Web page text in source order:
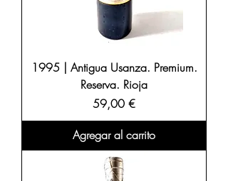
1995 | Antigua Usanza. Premium.
Reserva. Rioja
Precio
59,00 €
Agregar al carrito